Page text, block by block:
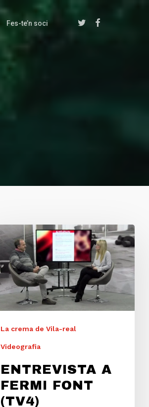
Fes-te’n soci twitter facebook
La crema de Vila-real
Videografia
ENTREVISTA A
FERMI FONT
(TV4)